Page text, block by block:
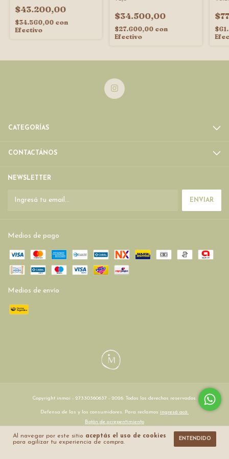
Al navegar por este sitio aceptás el uso de cookies
para agilizar tu experiencia de compra.
ENTENDIDO
$43.200,00
$34.560,00 con
Efectivo
$34.500,00
$27.600,00 con
Efectivo
CATEGORÍAS
CONTACTÁNOS
NEWSLETTER
Medios de pago
Medios de envío
Copyright inmai - 27330360637 - 2026. Todos los derechos reservados.
Defensa de las y los consumidores. Para reclamos ingresá acá.
Botón de arrepentimiento